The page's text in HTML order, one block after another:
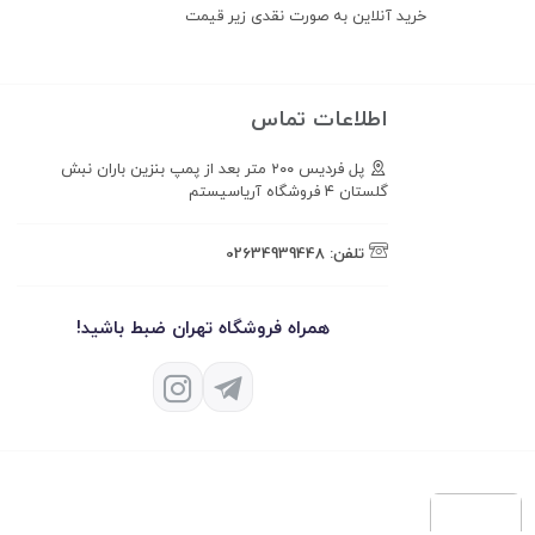
خرید آنلاین به صورت نقدی زیر قیمت
اطلاعات تماس
پل فردیس ۲۰۰ متر بعد از پمپ بنزین باران نبش
گلستان ۴ فروشگاه آریاسیستم
تلفن: 02634939448
همراه فروشگاه تهران ضبط باشید!